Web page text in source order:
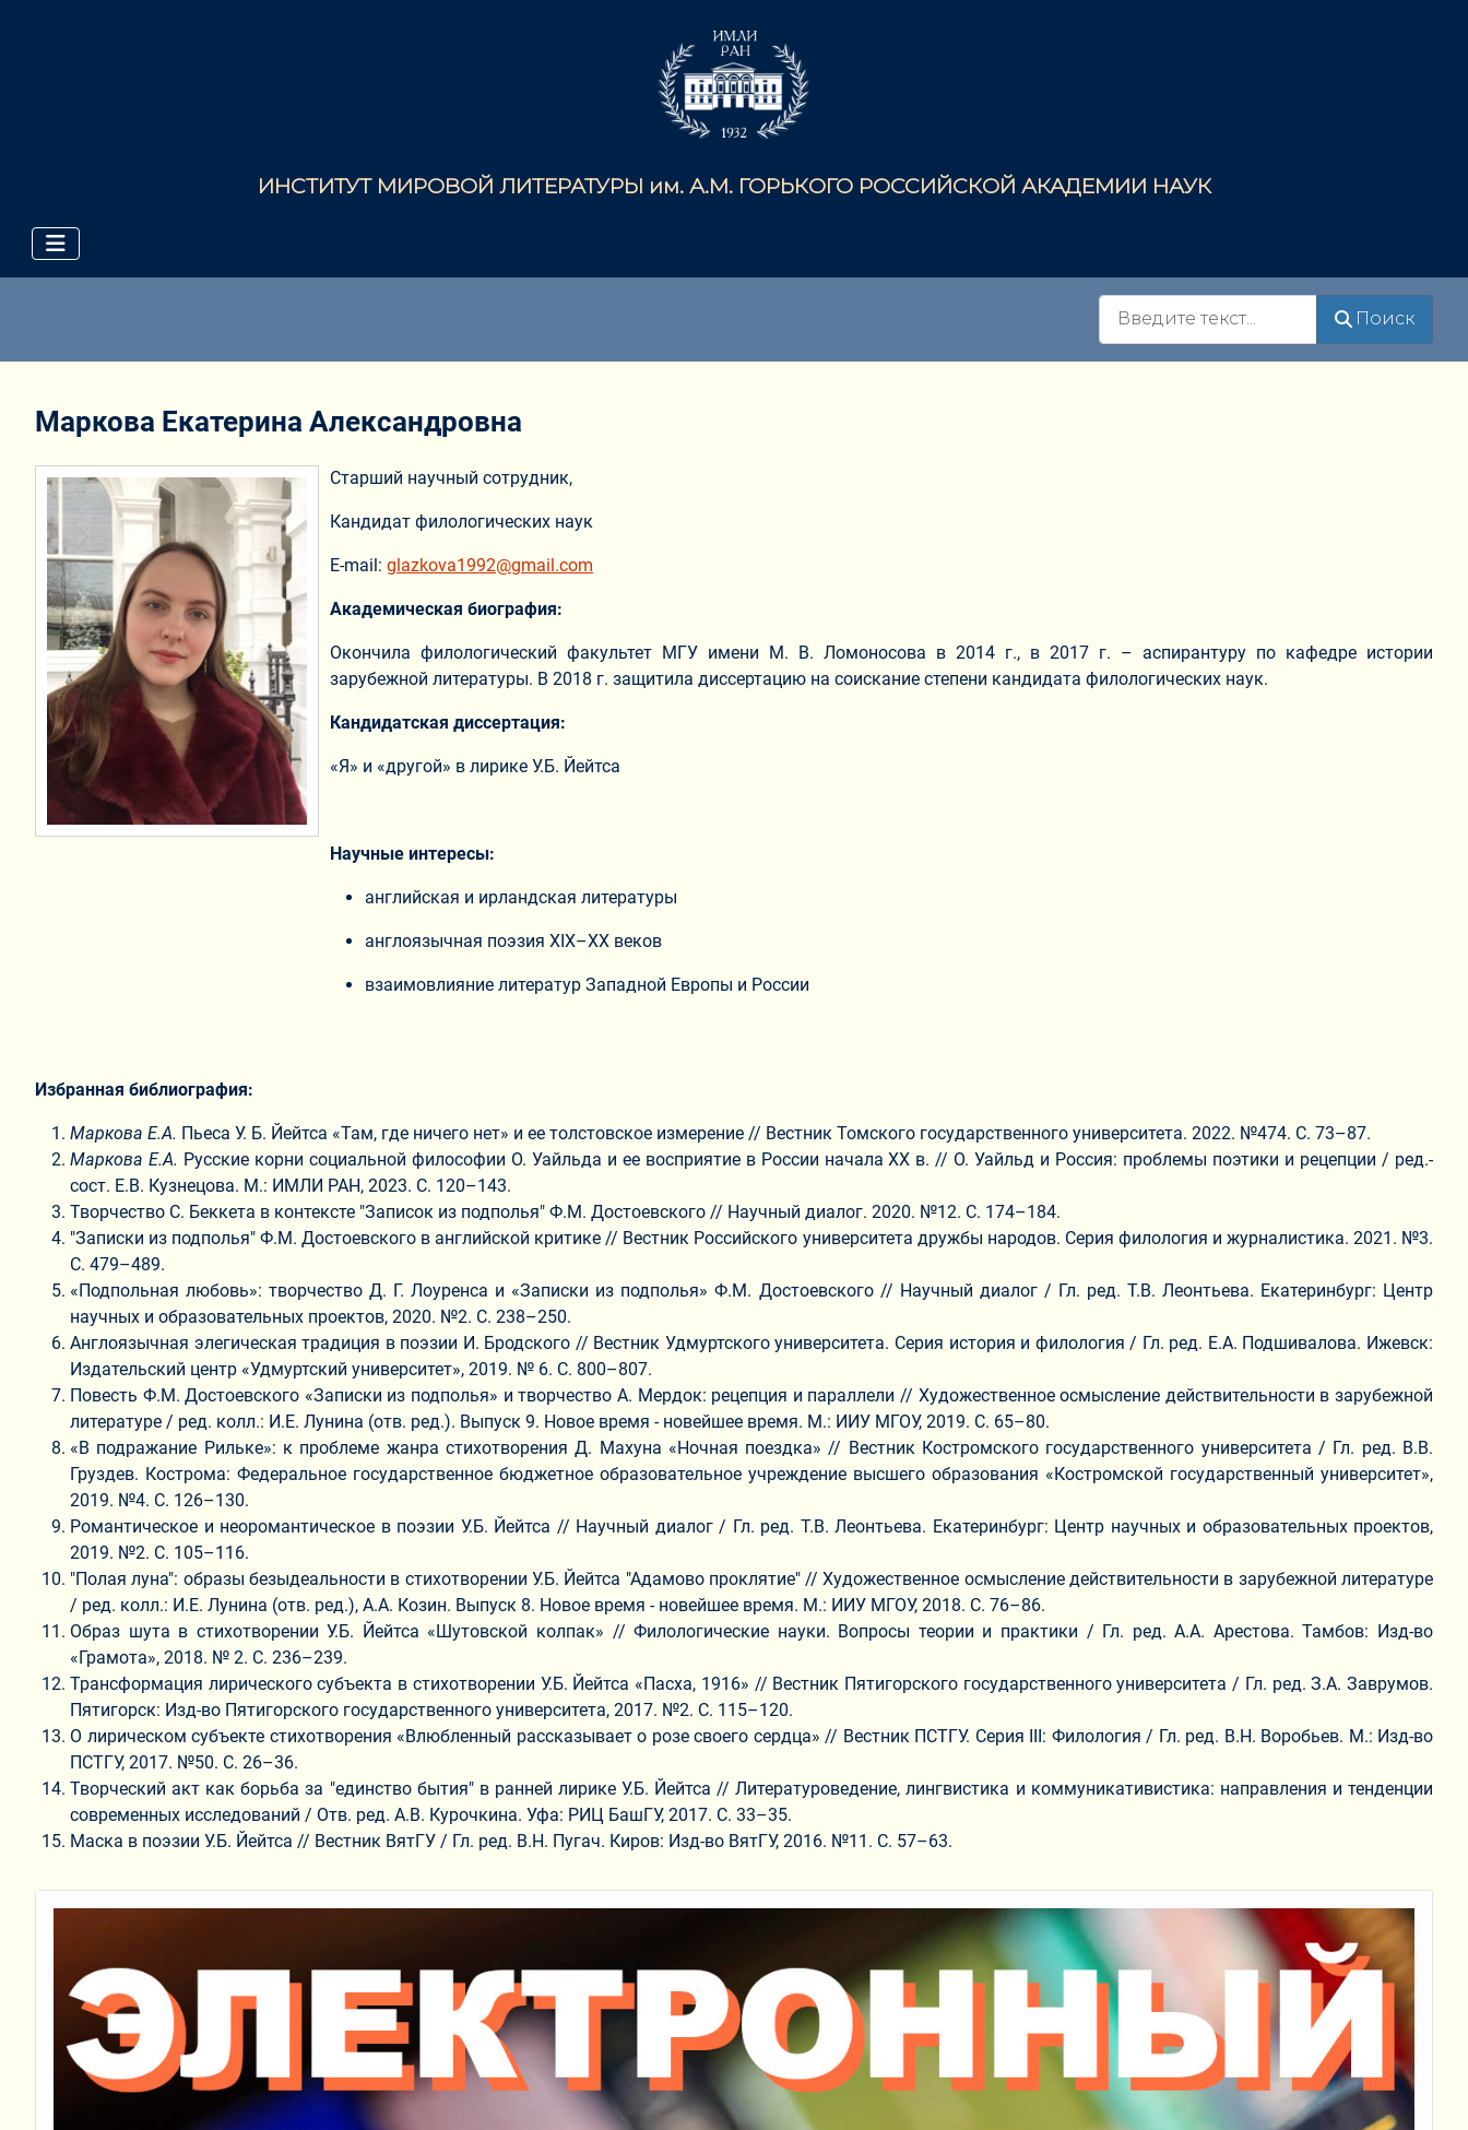
ИНСТИТУТ МИРОВОЙ ЛИТЕРАТУРЫ им. А.М. ГОРЬКОГО РОССИЙСКОЙ АКАДЕМИИ НАУК
Поиск
Маркова Екатерина Александровна
Старший научный сотрудник,
Кандидат филологических наук
E-mail: glazkova1992@gmail.com
Академическая биография:
Окончила филологический факультет МГУ имени М. В. Ломоносова в 2014 г., в 2017 г. – аспирантуру по кафедре истории
зарубежной литературы. В 2018 г. защитила диссертацию на соискание степени кандидата филологических наук.
Кандидатская диссертация:
«Я» и «другой» в лирике У.Б. Йейтса
Научные интересы:
английская и ирландская литературы
англоязычная поэзия XIX–XX веков
взаимовлияние литератур Западной Европы и России
Избранная библиография:
Маркова Е.А. Пьеса У. Б. Йейтса «Там, где ничего нет» и ее толстовское измерение // Вестник Томского государственного университета. 2022. №474. С. 73–87.
Маркова Е.А. Русские корни социальной философии О. Уайльда и ее восприятие в России начала XX в. // О. Уайльд и Россия: проблемы поэтики и рецепции / ред.-
сост. Е.В. Кузнецова. М.: ИМЛИ РАН, 2023. С. 120–143.
Творчество С. Беккета в контексте "Записок из подполья" Ф.М. Достоевского // Научный диалог. 2020. №12. С. 174–184.
"Записки из подполья" Ф.М. Достоевского в английской критике // Вестник Российского университета дружбы народов. Серия филология и журналистика. 2021. №3.
С. 479–489.
«Подпольная любовь»: творчество Д. Г. Лоуренса и «Записки из подполья» Ф.М. Достоевского // Научный диалог / Гл. ред. Т.В. Леонтьева. Екатеринбург: Центр
научных и образовательных проектов, 2020. №2. С. 238–250.
Англоязычная элегическая традиция в поэзии И. Бродского // Вестник Удмуртского университета. Серия история и филология / Гл. ред. Е.А. Подшивалова. Ижевск:
Издательский центр «Удмуртский университет», 2019. № 6. С. 800–807.
Повесть Ф.М. Достоевского «Записки из подполья» и творчество А. Мердок: рецепция и параллели // Художественное осмысление действительности в зарубежной
литературе / ред. колл.: И.Е. Лунина (отв. ред.). Выпуск 9. Новое время - новейшее время. М.: ИИУ МГОУ, 2019. С. 65–80.
«В подражание Рильке»: к проблеме жанра стихотворения Д. Махуна «Ночная поездка» // Вестник Костромского государственного университета / Гл. ред. В.В.
Груздев. Кострома: Федеральное государственное бюджетное образовательное учреждение высшего образования «Костромской государственный университет»,
2019. №4. С. 126–130.
Романтическое и неоромантическое в поэзии У.Б. Йейтса // Научный диалог / Гл. ред. Т.В. Леонтьева. Екатеринбург: Центр научных и образовательных проектов,
2019. №2. С. 105–116.
"Полая луна": образы безыдеальности в стихотворении У.Б. Йейтса "Адамово проклятие" // Художественное осмысление действительности в зарубежной литературе
/ ред. колл.: И.Е. Лунина (отв. ред.), А.А. Козин. Выпуск 8. Новое время - новейшее время. М.: ИИУ МГОУ, 2018. С. 76–86.
Образ шута в стихотворении У.Б. Йейтса «Шутовской колпак» // Филологические науки. Вопросы теории и практики / Гл. ред. А.А. Арестова. Тамбов: Изд-во
«Грамота», 2018. № 2. С. 236–239.
Трансформация лирического субъекта в стихотворении У.Б. Йейтса «Пасха, 1916» // Вестник Пятигорского государственного университета / Гл. ред. З.А. Заврумов.
Пятигорск: Изд-во Пятигорского государственного университета, 2017. №2. С. 115–120.
О лирическом субъекте стихотворения «Влюбленный рассказывает о розе своего сердца» // Вестник ПСТГУ. Серия III: Филология / Гл. ред. В.Н. Воробьев. М.: Изд-во
ПСТГУ, 2017. №50. С. 26–36.
Творческий акт как борьба за "единство бытия" в ранней лирике У.Б. Йейтса // Литературоведение, лингвистика и коммуникативистика: направления и тенденции
современных исследований / Отв. ред. А.В. Курочкина. Уфа: РИЦ БашГУ, 2017. С. 33–35.
Маска в поэзии У.Б. Йейтса // Вестник ВятГУ / Гл. ред. В.Н. Пугач. Киров: Изд-во ВятГУ, 2016. №11. С. 57–63.